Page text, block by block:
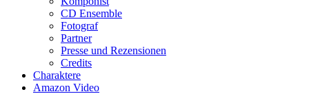
CD Ensemble
Fotograf
Partner
Presse und Rezensionen
Credits
Charaktere
Amazon Video